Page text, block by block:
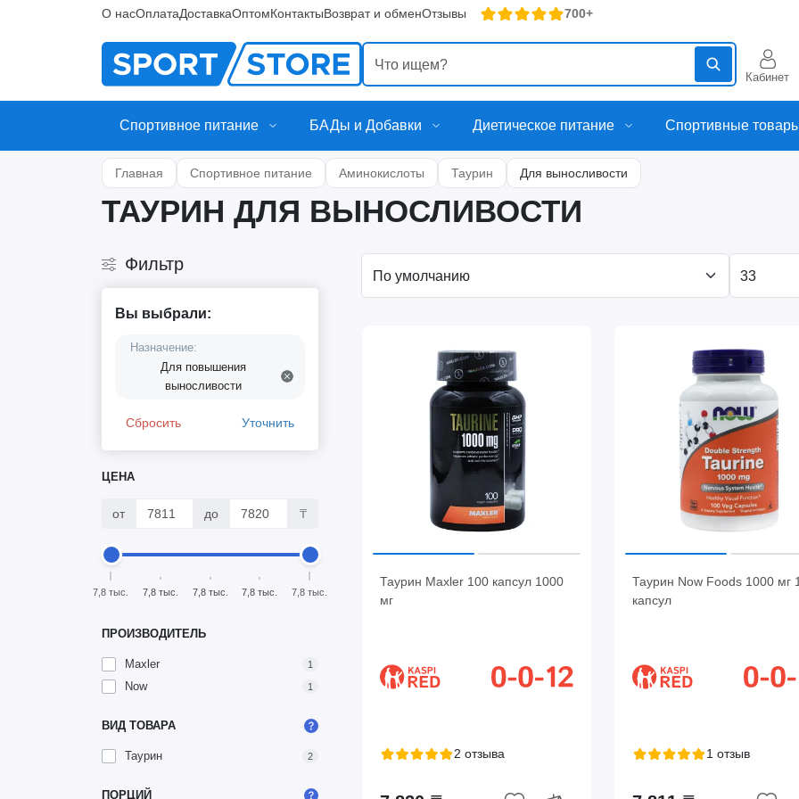
О насОплатаДоставкаОптомКонтактыВозврат и обменОтзывы 700+
Кабинет
Спортивное питание БАДы и Добавки Диетическое питание Спортивные
Главная Спортивное питание Аминокислоты Таурин Для выносливости
ТАУРИН ДЛЯ ВЫНОСЛИВОСТИ
Фильтр
Вы выбрали:
Назначение:
Для повышения
выносливости
Сбросить Уточнить
ЦЕНА
от до ₸
7,8 тыс. 7,8 тыс. 7,8 тыс. 7,8 тыс. 7,8 тыс.
ПРОИЗВОДИТЕЛЬ
Maxler 1
Now 1
ВИД ТОВАРА
Таурин 2
ПОРЦИЙ
Таурин Maxler 100 капсул 1000
мг
2 отзыва
Таурин Now Foods 1000 мг
капсул
1 отзыв